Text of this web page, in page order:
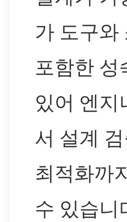
가 도구와
포함한
있어 엔
서 설계
최적화까
수 있습니